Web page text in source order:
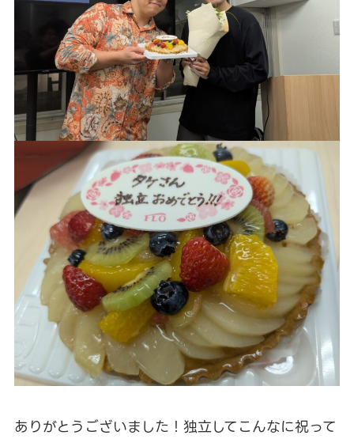
ありがとうございました！独立してこんなに祝って